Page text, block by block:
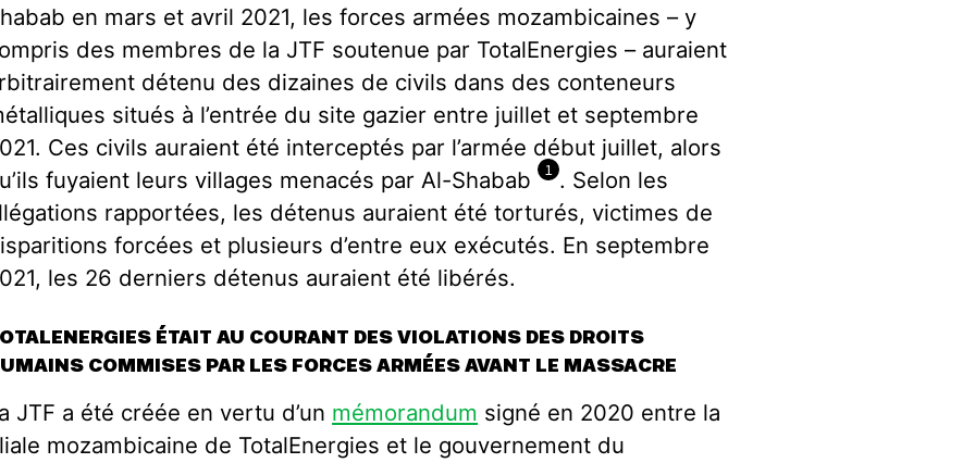
en mars et avril 2021, les forces armées mozambicaines – y
des membres de la JTF soutenue par TotalEnergies – auraient
détenu des dizaines de civils dans des conteneurs
situés à l’entrée du site gazier entre juillet et septembre
Ces civils auraient été interceptés par l’armée début juillet, alors
fuyaient leurs villages menacés par Al-Shabab 1 . Selon les
rapportées, les détenus auraient été torturés, victimes de
forcées et plusieurs d’entre eux exécutés. En septembre
les 26 derniers détenus auraient été libérés.
ÉTAIT AU COURANT DES VIOLATIONS DES DROITS
COMMISES PAR LES FORCES ARMÉES AVANT LE MASSACRE
JTF a été créée en vertu d’un mémorandum signé en 2020 entre la
mozambicaine de TotalEnergies et le gouvernement du